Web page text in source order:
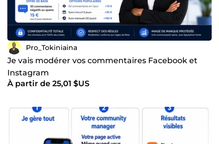
Pro_Tokiniaina
Je vais modérer vos commentaires Facebook et
Instagram
À partir de 25,01 $US